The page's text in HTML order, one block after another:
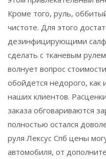
Кроме того, руль,
чистоте. Для этого
дезинфицирующими
сделать с тканевым
волнует вопрос
обойдется недорого, как
наших клиентов.
заказа обговариваются
полностью остался
руля Лексус Спб цены
автомобиля, от